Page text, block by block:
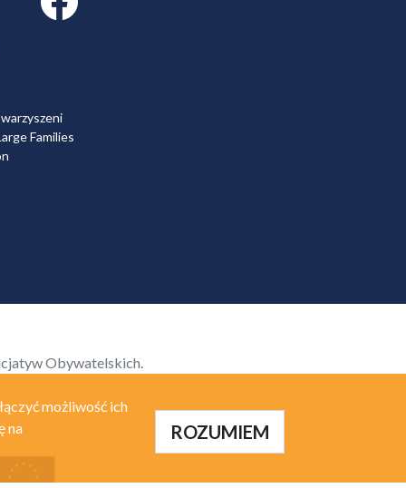
Families
Obywatelskich.
możliwość ich
na
ROZUMIEM